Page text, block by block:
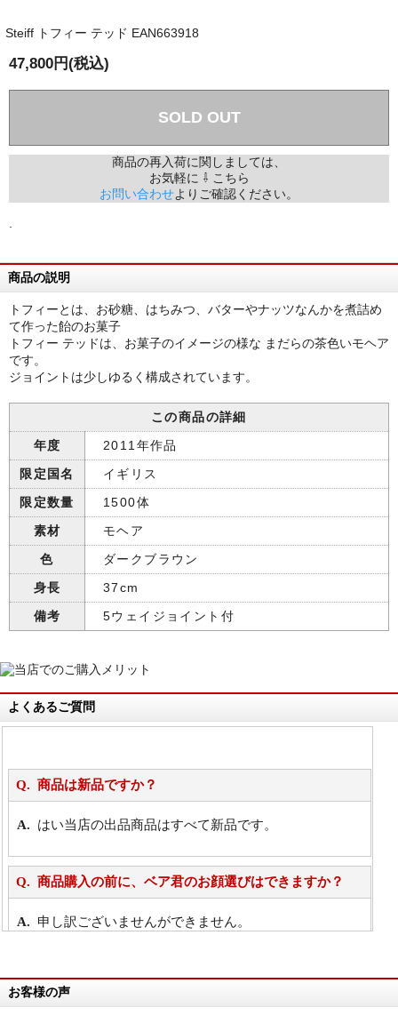
Steiff トフィー テッド EAN663918
47,800円(税込)
SOLD OUT
商品の再入荷に関しましては、
お気軽に ⇩ こちら
お問い合わせよりご確認ください。
商品の説明
トフィーとは、お砂糖、はちみつ、バターやナッツなんかを煮詰め
て作った飴のお菓子
トフィー テッドは、お菓子のイメージの様な まだらの茶色いモヘア
です。
ジョイントは少しゆるく構成されています。
この商品の詳細
年度
2011年作品
限定国名
イギリス
限定数量
1500体
素材
モヘア
色
ダークブラウン
身長
37cm
備考
5ウェイジョイント付
よくあるご質問
商品は新品ですか？
はい当店の出品商品はすべて新品です。
商品購入の前に、ベア君のお顔選びはできますか？
申し訳ございませんができません。
万が一欲しい商品が見つからない場合は、探して取り
お客様の声